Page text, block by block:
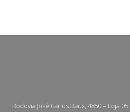
Rodovia José Carlos Daux, 4850 – Loja 05